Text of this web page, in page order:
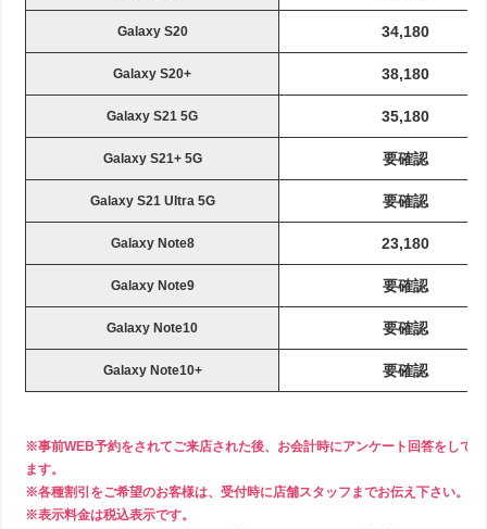
Galaxy S20 34,180
Galaxy S20+ 38,180
Galaxy S21 5G 35,180
Galaxy S21+ 5G 要確認
Galaxy S21 Ultra 5G 要確認
Galaxy Note8 23,180
Galaxy Note9 要確認
Galaxy Note10 要確認
Galaxy Note10+ 要確認
※事前WEB予約をされてご来店された後、お会計時にアンケート回答をして
ます。
※各種割引をご希望のお客様は、受付時に店舗スタッフまでお伝え下さい。
※表示料金は税込表示です。